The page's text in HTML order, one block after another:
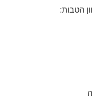
הטבות: